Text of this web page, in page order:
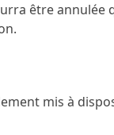
être annulée
mis à